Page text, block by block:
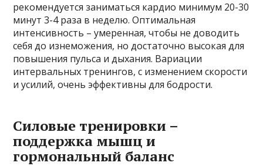
рекомендуется заниматься кардио минимум 20-30
минут 3-4 раза в неделю. Оптимальная
интенсивность – умеренная, чтобы не доводить
себя до изнеможения, но достаточно высокая для
повышения пульса и дыхания. Вариации
интервальных тренингов, с изменением скорости
и усилий, очень эффективны для бодрости.
Силовые тренировки –
поддержка мышц и
гормональный баланс